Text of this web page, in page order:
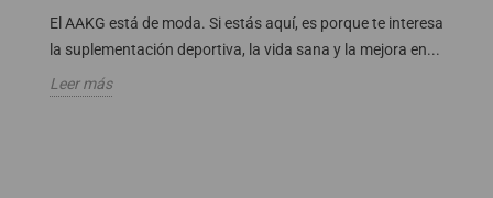
El AAKG está de moda. Si estás aquí, es porque te interesa
la suplementación deportiva, la vida sana y la mejora en...
Leer más